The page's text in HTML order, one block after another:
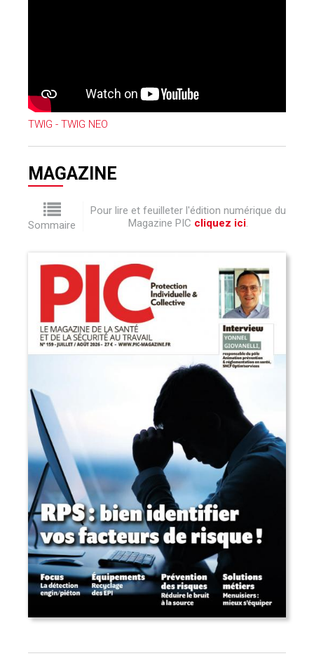
TWIG - TWIG NEO
MAGAZINE
Sommaire
Pour lire et feuilleter l'édition numérique du
Magazine PIC cliquez ici